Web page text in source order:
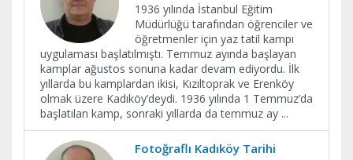
1936 yılında İstanbul Eğitim
Müdürlüğü tarafından öğrenciler ve
öğretmenler için yaz tatil kampı
uygulaması başlatılmıştı. Temmuz ayında başlayan
kamplar ağustos sonuna kadar devam ediyordu. İlk
yıllarda bu kamplardan ikisi, Kızıltoprak ve Erenköy
olmak üzere Kadıköy’deydi. 1936 yılında 1 Temmuz’da
başlatılan kamp, sonraki yıllarda da temmuz ay ...
Fotoğraflı Kadıköy Tarihi